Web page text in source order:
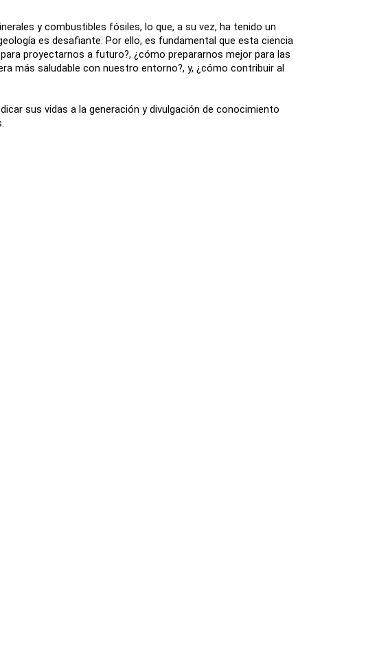
y combustibles fósiles, lo que, a su vez, ha tenido un
es desafiante. Por ello, es fundamental que esta ciencia
proyectarnos a futuro?, ¿cómo prepararnos mejor para las
más saludable con nuestro entorno?, y, ¿cómo contribuir al
sus vidas a la generación y divulgación de conocimiento